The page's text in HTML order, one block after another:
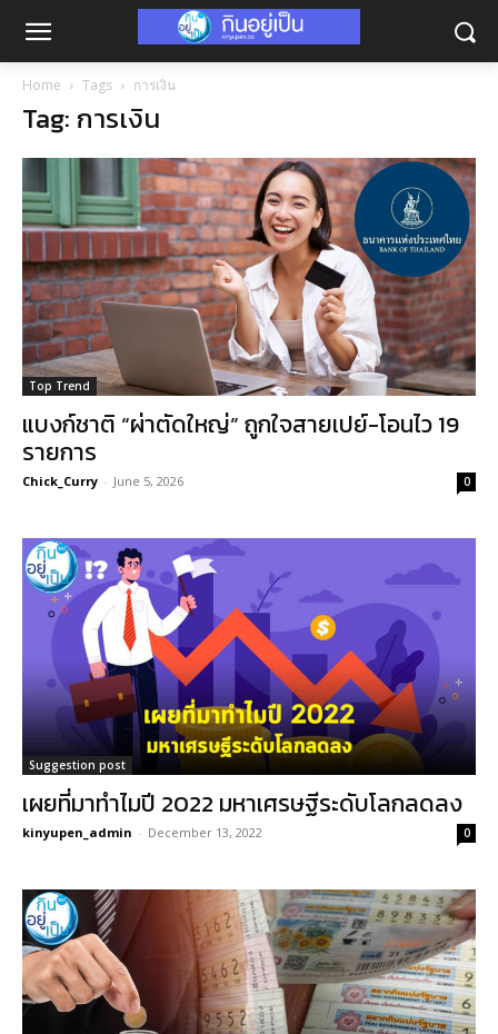
Home Tags การเงิน
Tag: การเงิน
Top Trend
แบงก์ชาติ “ผ่าตัดใหญ่” ถูกใจสายเปย์-โอนไว 19
รายการ
Chick_Curry - June 5, 2026 0
Suggestion post
เผยที่มาทำไมปี 2022 มหาเศรษฐีระดับโลกลดลง
kinyupen_admin - December 13, 2022 0